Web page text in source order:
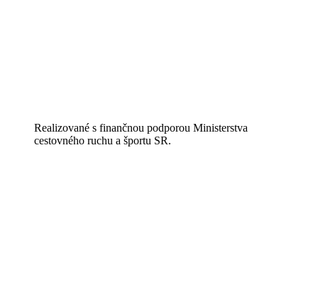
Realizované s finančnou podporou Ministerstva
cestovného ruchu a športu SR.